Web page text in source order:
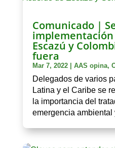
Comunicado |
Escazú y
fuera
Mar 7, 2022| AAS opina,
Delegados de varios
Latina y el Caribe se
la importancia del
emergencia ambiental